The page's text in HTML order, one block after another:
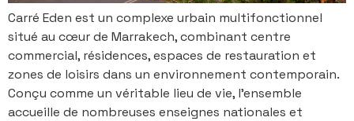
Carré Eden est un complexe urbain multifonctionnel
situé au cœur de Marrakech, combinant centre
commercial, résidences, espaces de restauration et
zones de loisirs dans un environnement contemporain.
Conçu comme un véritable lieu de vie, l’ensemble
accueille de nombreuses enseignes nationales et